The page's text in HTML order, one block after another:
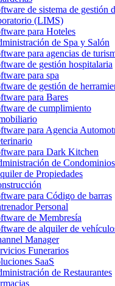
de sistema de gestión
(LIMS)
para Hoteles
de Spa y Salón
para agencias de
de gestión hospitalaria
para spa
de gestión de
para Bares
de cumplimiento
para Agencia
para Dark Kitchen
de Condominios
de Propiedades
para Código de barras
Personal
de Membresía
de alquiler de
Manager
Funerarios
SaaS
de Restaurantes